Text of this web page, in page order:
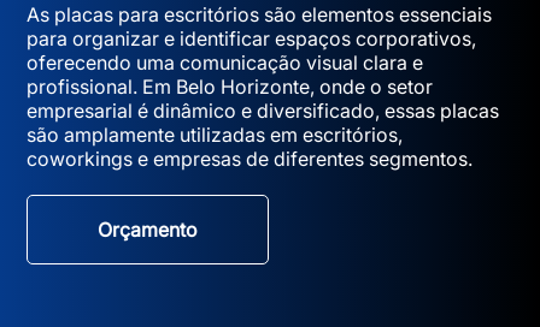
As placas para escritórios são elementos essenciais
para organizar e identificar espaços corporativos,
oferecendo uma comunicação visual clara e
profissional. Em Belo Horizonte, onde o setor
empresarial é dinâmico e diversificado, essas placas
são amplamente utilizadas em escritórios,
coworkings e empresas de diferentes segmentos.
Orçamento